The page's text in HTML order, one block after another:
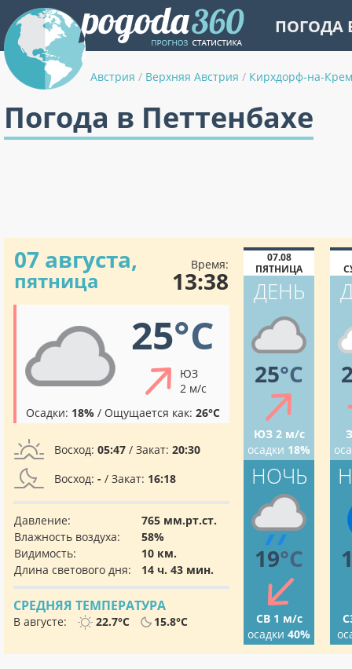
ПОГОДА
Австрия / Верхняя Австрия / Кирхдорф-на-
Погода в Петтенбахе
07 августа,
пятница
Время:
13:38
25°C
ЮЗ
2 м/с
Осадки: 18% / Ощущается как: 26°C
Восход: 05:47 / Закат: 20:30
Восход: - / Закат: 16:18
Давление:
765 мм.рт.ст.
Влажность воздуха:
58%
Видимость:
10 км.
Длина светового дня:
14 ч. 43 мин.
СРЕДНЯЯ ТЕМПЕРАТУРА
В августе: 22.7°C 15.8°C
07.08
ПЯТНИЦА
ДЕНЬ
25°C
ЮЗ 2 м/с
осадки 18%
НОЧЬ
19°C
СВ 1 м/с
осадки 40%